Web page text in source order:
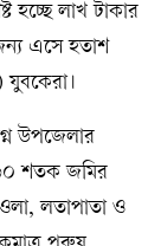
হচ্ছে লাখ টাকার
এসে হতাশ
যুবকেরা।
উপজেলার
শতক জমির
লতাপাতা ও